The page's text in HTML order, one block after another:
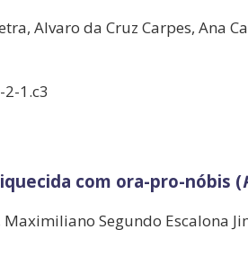
Alvaro da Cruz Carpes, Ana
1.c3
com ora-pro-nóbis (
Segundo Escalona